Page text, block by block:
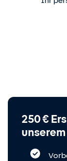
250 €